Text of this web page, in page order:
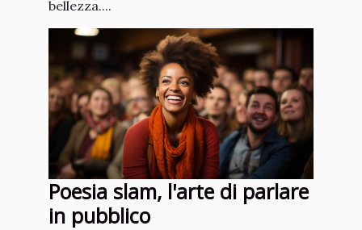
bellezza....
Poesia slam, l'arte di parlare
in pubblico